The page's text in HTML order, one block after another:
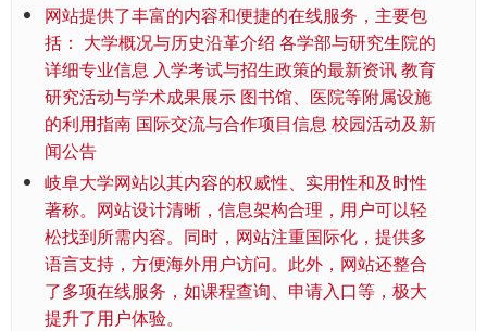
网站提供了丰富的内容和便捷的在线服务，主要包
括： 大学概况与历史沿革介绍 各学部与研究生院的
详细专业信息 入学考试与招生政策的最新资讯 教育
研究活动与学术成果展示 图书馆、医院等附属设施
的利用指南 国际交流与合作项目信息 校园活动及新
闻公告
岐阜大学网站以其内容的权威性、实用性和及时性
著称。网站设计清晰，信息架构合理，用户可以轻
松找到所需内容。同时，网站注重国际化，提供多
语言支持，方便海外用户访问。此外，网站还整合
了多项在线服务，如课程查询、申请入口等，极大
提升了用户体验。